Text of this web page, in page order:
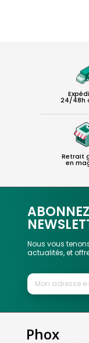
24/48h
Retrait
en
Nous vous
actualités, et
Phox